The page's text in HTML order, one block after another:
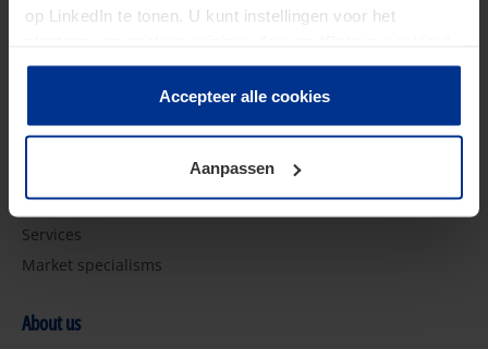
op LinkedIn te tonen. U kunt instellingen voor het
te klikken. Als u op “Accepteer alle cookies” klikt, geeft u
toestemming voor het gebruik van alle cookies. Deze
toestemming kunt u altijd weer intrekken.
Accepteer alle cookies
Aanpassen
2026 Tax Plan
Tax specialism
Services
Market specialisms
About us